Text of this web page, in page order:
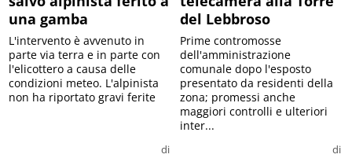
una gamba
di
L'intervento è avvenuto in
parte via terra e in parte con
l'elicottero a causa delle
condizioni meteo. L'alpinista
non ha riportato gravi ferite
del Lebbroso
di
Prime contromosse
dell'amministrazione
comunale dopo l'esposto
presentato da residenti della
zona; promessi anche
maggiori controlli e ulteriori
inter...